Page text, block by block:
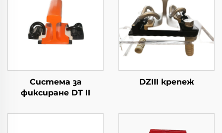
Система за
фиксиране DT II
DZIII крепеж